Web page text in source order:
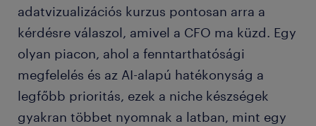
adatvizualizációs kurzus pontosan arra a
kérdésre válaszol, amivel a CFO ma küzd. Egy
olyan piacon, ahol a fenntarthatósági
megfelelés és az AI-alapú hatékonyság a
legfőbb prioritás, ezek a niche készségek
gyakran többet nyomnak a latban, mint egy